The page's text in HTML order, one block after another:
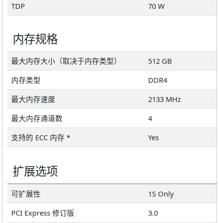
TDP
70 W
内存规格
最大内存大小（取决于内存类型）
512 GB
内存类型
DDR4
最大内存速度
2133 MHz
最大内存通道数
4
支持的 ECC 内存 *
Yes
扩展选项
可扩展性
1S Only
PCI Express 修订版
3.0